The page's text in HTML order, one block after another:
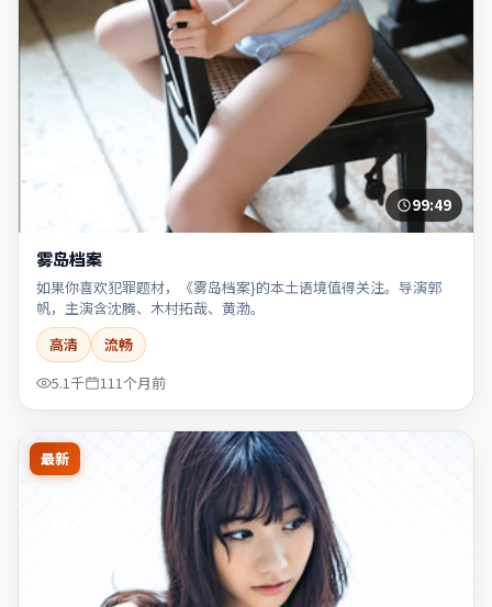
99:49
雾岛档案
如果你喜欢犯罪题材，《雾岛档案}的本土语境值得关注。导演郭
帆，主演含沈腾、木村拓哉、黄渤。
高清
流畅
5.1千
111个月前
最新